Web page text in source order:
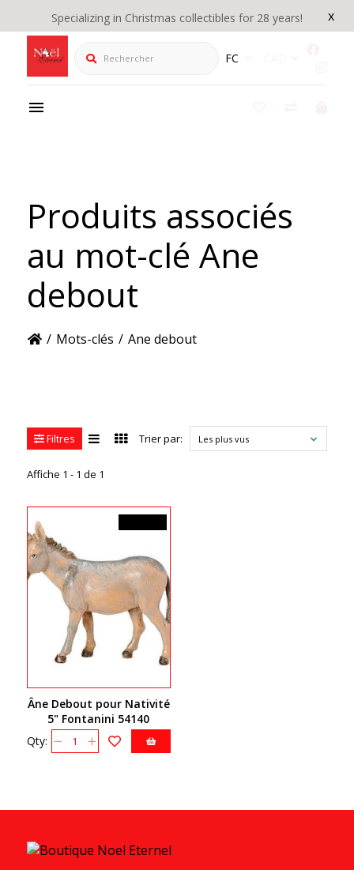
x
Specializing in Christmas collectibles for 28 years!
Rechercher FC
Produits associés
au mot-clé Ane
debout
/ Mots-clés / Ane debout
Filtres
Affiche 1 - 1 de 1
Trier par: Les plus vus
Âne Debout pour Nativité
5" Fontanini 54140
Qty: